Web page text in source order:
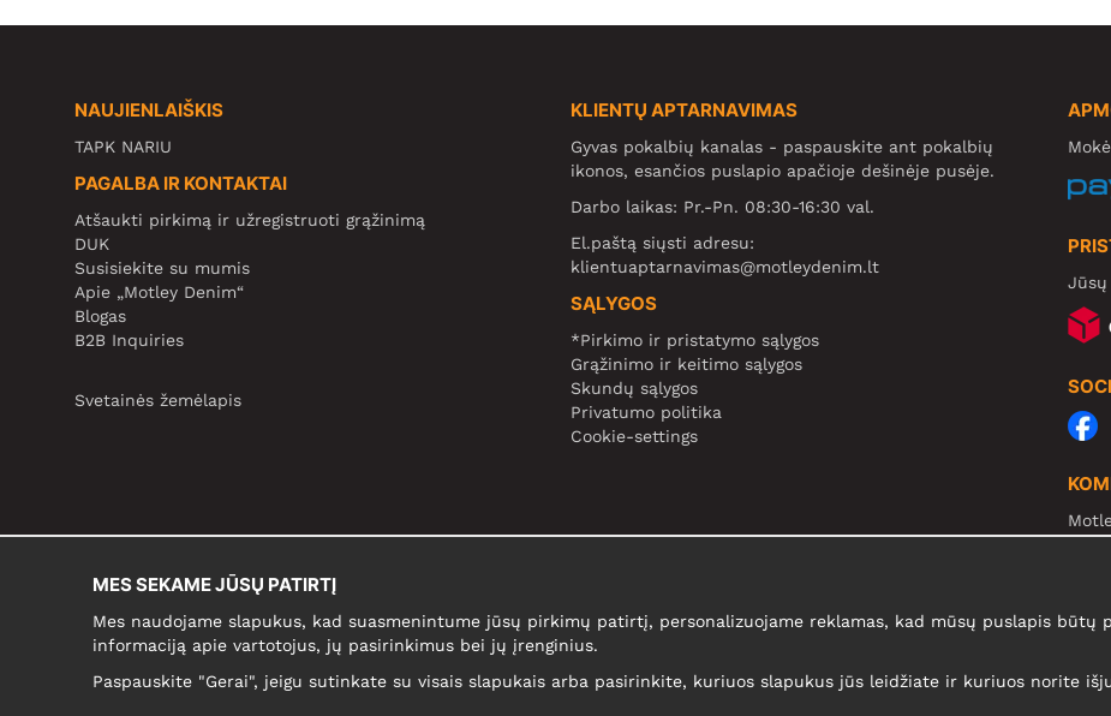
NAUJIENLAIŠKIS
TAPK NARIU
PAGALBA IR KONTAKTAI
Atšaukti pirkimą ir užregistruoti grąžinimą
DUK
Susisiekite su mumis
Apie „Motley Denim“
Blogas
B2B Inquiries
Svetainės žemėlapis
KLIENTŲ APTARNAVIMAS
Gyvas pokalbių kanalas - paspauskite ant pokalbių
ikonos, esančios puslapio apačioje dešinėje pusėje.
Darbo laikas: Pr.-Pn. 08:30-16:30 val.
El.paštą siųsti adresu:
klientuaptarnavimas@motleydenim.lt
SĄLYGOS
*Pirkimo ir pristatymo sąlygos
Grąžinimo ir keitimo sąlygos
Skundų sąlygos
Privatumo politika
Cookie-settings
Jūsų
MES SEKAME JŪSŲ PATIRTĮ
Mes naudojame slapukus, kad suasmenintume jūsų pirkimų patirtį, personalizuojame reklamas, kad mūsų puslapis būtų
informaciją apie vartotojus, jų pasirinkimus bei jų įrenginius.
Paspauskite "Gerai", jeigu sutinkate su visais slapukais arba pasirinkite, kuriuos slapukus jūs leidžiate ir kuriuos norite